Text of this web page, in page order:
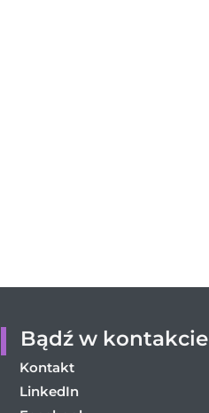
Bądź w kontakcie
Kontakt
LinkedIn